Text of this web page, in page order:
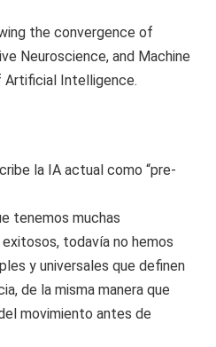
la IA actual como “pre-
tenemos muchas
todavía no hemos
y universales que definen
de la misma manera que
movimiento antes de